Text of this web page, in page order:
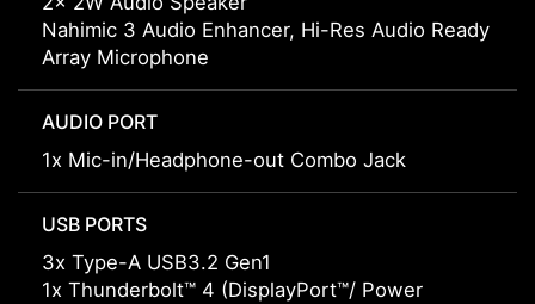
Nahimic 3 Audio Enhancer, Hi-Res Audio Ready
Array Microphone
AUDIO PORT
1x Mic-in/Headphone-out Combo Jack
USB PORTS
3x Type-A USB3.2 Gen1
1x Thunderbolt™ 4 (DisplayPort™/ Power